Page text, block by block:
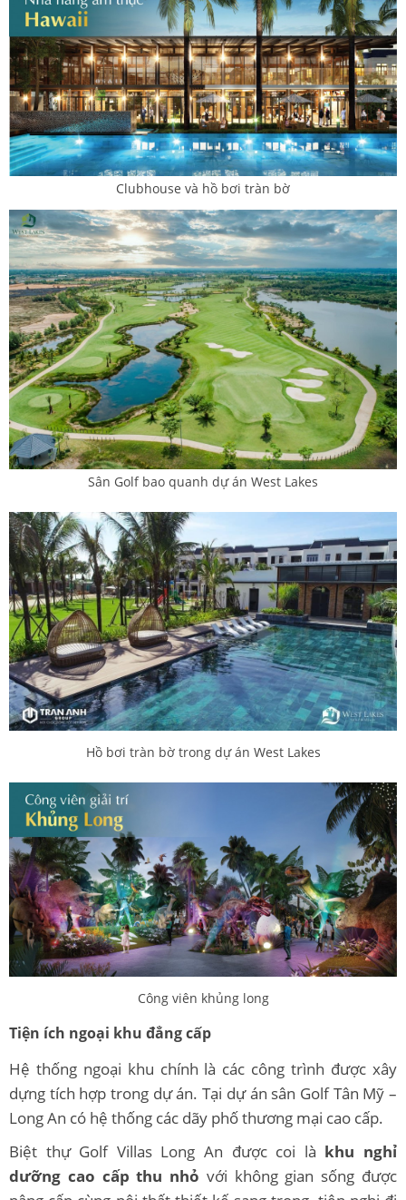
Clubhouse và hồ bơi tràn bờ
Sân Golf bao quanh dự án West Lakes
Hồ bơi tràn bờ trong dự án West Lakes
Công viên khủng long
Tiện ích ngoại khu đẳng cấp
Hệ thống ngoại khu chính là các công trình được xây
dựng tích hợp trong dự án. Tại dự án sân Golf Tân Mỹ –
Long An có hệ thống các dãy phố thương mại cao cấp.
Biệt thự Golf Villas Long An được coi là khu nghỉ
dưỡng cao cấp thu nhỏ với không gian sống được